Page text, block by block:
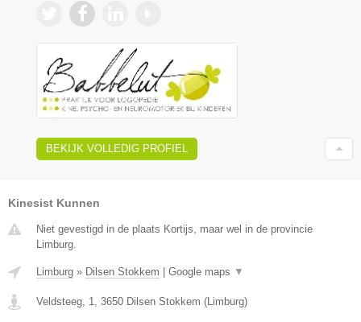
BEKIJK VOLLEDIG PROFIEL
Kinesist Kunnen
Niet gevestigd in de plaats Kortijs, maar wel in de provincie
Limburg.
Limburg » Dilsen Stokkem Google maps ▼
Veldsteeg, 1 3650 Dilsen Stokkem ( Limburg)